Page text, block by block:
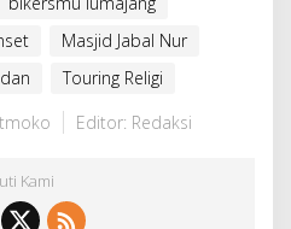
Masjid Jabal Nur
Touring Religi
Editor: Redaksi
Kami